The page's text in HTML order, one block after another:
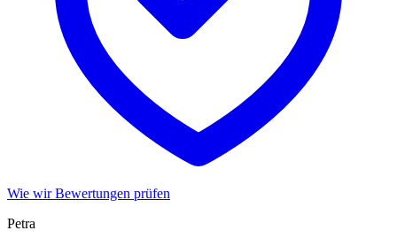
Wie wir Bewertungen prüfen
Petra